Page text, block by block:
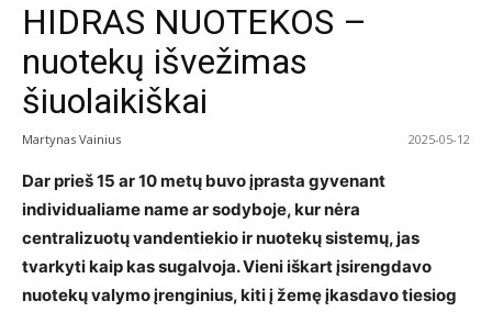
HIDRAS NUOTEKOS –
nuotekų išvežimas
šiuolaikiškai
Martynas Vainius 2025-05-12
Dar prieš 15 ar 10 metų buvo įprasta gyvenant
individualiame name ar sodyboje, kur nėra
centralizuotų vandentiekio ir nuotekų sistemų, jas
tvarkyti kaip kas sugalvoja. Vieni iškart įsirengdavo
nuotekų valymo įrenginius, kiti į žemę įkasdavo tiesiog